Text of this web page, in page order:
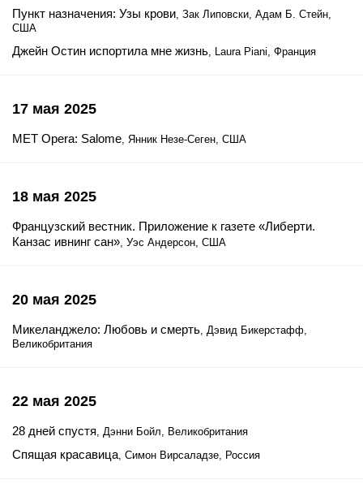
Пункт назначения: Узы крови, Зак Липовски, Адам Б. Стейн,
США
Джейн Остин испортила мне жизнь, Laura Piani, Франция
17 мая 2025
MET Opera: Salome, Янник Незе-Сеген, США
18 мая 2025
Французский вестник. Приложение к газете «Либерти.
Канзас ивнинг сан», Уэс Андерсон, США
20 мая 2025
Микеланджело: Любовь и смерть, Дэвид Бикерстафф,
Великобритания
22 мая 2025
28 дней спустя, Дэнни Бойл, Великобритания
Спящая красавица, Симон Вирсаладзе, Россия